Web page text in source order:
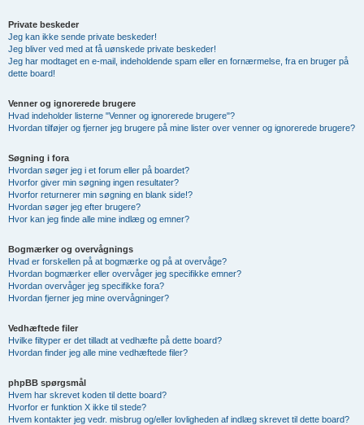
Private beskeder
Jeg kan ikke sende private beskeder!
Jeg bliver ved med at få uønskede private beskeder!
Jeg har modtaget en e-mail, indeholdende spam eller en fornærmelse, fra en bruger på
dette board!
Venner og ignorerede brugere
Hvad indeholder listerne "Venner og ignorerede brugere"?
Hvordan tilføjer og fjerner jeg brugere på mine lister over venner og ignorerede brugere?
Søgning i fora
Hvordan søger jeg i et forum eller på boardet?
Hvorfor giver min søgning ingen resultater?
Hvorfor returnerer min søgning en blank side!?
Hvordan søger jeg efter brugere?
Hvor kan jeg finde alle mine indlæg og emner?
Bogmærker og overvågnings
Hvad er forskellen på at bogmærke og på at overvåge?
Hvordan bogmærker eller overvåger jeg specifikke emner?
Hvordan overvåger jeg specifikke fora?
Hvordan fjerner jeg mine overvågninger?
Vedhæftede filer
Hvilke filtyper er det tilladt at vedhæfte på dette board?
Hvordan finder jeg alle mine vedhæftede filer?
phpBB spørgsmål
Hvem har skrevet koden til dette board?
Hvorfor er funktion X ikke til stede?
Hvem kontakter jeg vedr. misbrug og/eller lovligheden af indlæg skrevet til dette board?